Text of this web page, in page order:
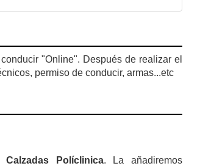
"Online". Después de realizar el
permiso de conducir, armas...etc
Calzadas Políclinica. La añadiremos